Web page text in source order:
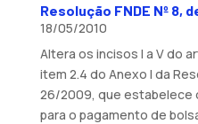
Resolução FNDE Nº 8,
18/05/2010
Altera os incisos I a V do
item 2.4 do Anexo I da
26/2009, que estabelece
para o pagamento de